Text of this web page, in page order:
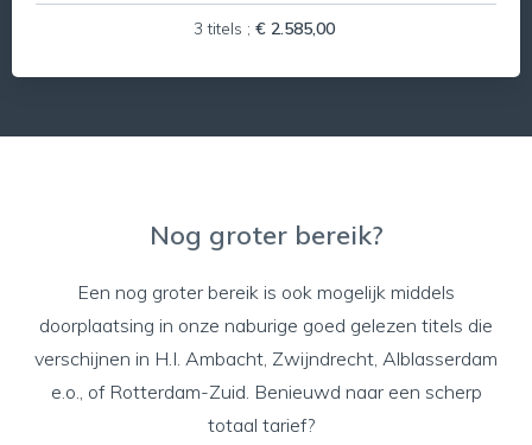
3 titels ; € 2.585,00
Nog groter bereik?
Een nog groter bereik is ook mogelijk middels
doorplaatsing in onze naburige goed gelezen titels die
verschijnen in H.I. Ambacht, Zwijndrecht, Alblasserdam
e.o., of Rotterdam-Zuid. Benieuwd naar een scherp
totaal tarief?